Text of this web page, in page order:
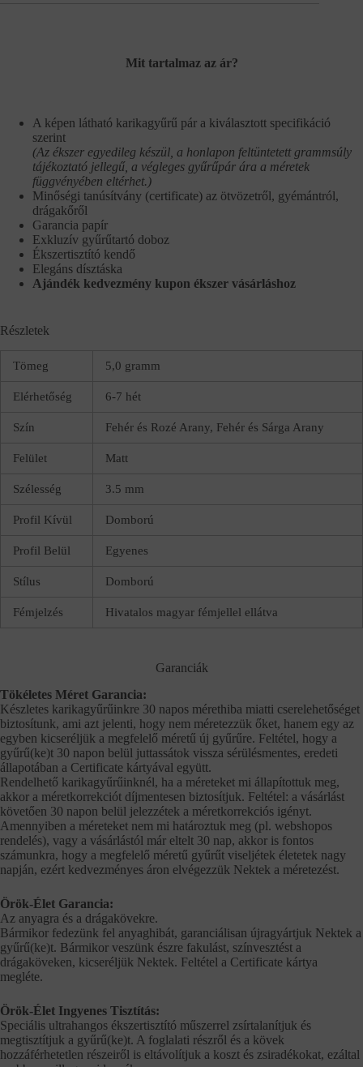
Mit tartalmaz az ár?
A képen látható karikagyűrű pár a kiválasztott specifikáció
szerint
(Az ékszer egyedileg készül, a honlapon feltüntetett grammsúly
tájékoztató jellegű, a végleges gyűrűpár ára a méretek
függvényében eltérhet.)
Minőségi tanúsítvány (certificate) az ötvözetről, gyémántról,
drágakőről
Garancia papír
Exkluzív gyűrűtartó doboz
Ékszertisztító kendő
Elegáns dísztáska
Ajándék kedvezmény kupon ékszer vásárláshoz
Részletek
Tömeg 5,0 gramm
Elérhetőség 6-7 hét
Szín Fehér és Rozé Arany, Fehér és Sárga Arany
Felület Matt
Szélesség 3.5 mm
Profil Kívül Domború
Profil Belül Egyenes
Stílus Domború
Fémjelzés Hivatalos magyar fémjellel ellátva
Garanciák
Tökéletes Méret Garancia:
Készletes karikagyűrűinkre 30 napos mérethiba miatti cserelehetőséget
biztosítunk, ami azt jelenti, hogy nem méretezzük őket, hanem egy az
egyben kicseréljük a megfelelő méretű új gyűrűre. Feltétel, hogy a
gyűrű(ke)t 30 napon belül juttassátok vissza sérülésmentes, eredeti
állapotában a Certificate kártyával együtt.
Rendelhető karikagyűrűinknél, ha a méreteket mi állapítottuk meg,
akkor a méretkorrekciót díjmentesen biztosítjuk. Feltétel: a vásárlást
követően 30 napon belül jelezzétek a méretkorrekciós igényt.
Amennyiben a méreteket nem mi határoztuk meg (pl. webshopos
rendelés), vagy a vásárlástól már eltelt 30 nap, akkor is fontos
számunkra, hogy a megfelelő méretű gyűrűt viseljétek életetek nagy
napján, ezért kedvezményes áron elvégezzük Nektek a méretezést.
Örök-Élet Garancia:
Az anyagra és a drágakövekre.
Bármikor fedezünk fel anyaghibát, garanciálisan újragyártjuk Nektek a
gyűrű(ke)t. Bármikor veszünk észre fakulást, színvesztést a
drágaköveken, kicseréljük Nektek. Feltétel a Certificate kártya
megléte.
Örök-Élet Ingyenes Tisztítás:
Speciális ultrahangos ékszertisztító műszerrel zsírtalanítjuk és
megtisztítjuk a gyűrű(ke)t. A foglalati részről és a kövek
hozzáférhetetlen részeiről is eltávolítjuk a koszt és zsiradékokat, ezáltal